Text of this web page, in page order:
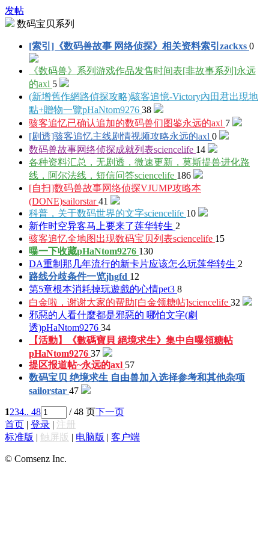
发帖
数码宝贝系列
[索引]《数码兽故事 网络侦探》相关资料索引 zackxs 0
《数码兽》系列游戏作品发售时间表[非故事系列]永远
的axl 5
(新增舊作網路偵探攻略)駭客追憶-Victory內田君出現地
點+贈物一覽pHaNtom9276 38
骇客追忆已确认追加的数码兽们图鉴永远的axl 7
[剧透]骇客追忆主线剧情视频攻略永远的axl 0
数码兽故事网络侦探成就列表sciencelife 14
各种资料汇总，无剧透，微速更新，莫斯提兽进化路
线，阿尔法线，短信问答sciencelife 186
[自扫]数码兽故事网络侦探VJUMP攻略本
(DONE)sailorstar 41
科普，关于数码世界的文字sciencelife 10
新作时空异客马上要来了莲华转生 2
骇客追忆全地图出现数码宝贝列表sciencelife 15
曝一下收藏pHaNtom9276 130
DA重制那几年流行的新卡片应该怎么玩莲华转生 2
路线分歧条件一览jhgfd 12
第5章根本消耗掉玩遊戲的心情pet3 8
白金啦，谢谢大家的帮助[白金领糖帖]sciencelife 32
邪惡的人看什麼都是邪惡的 哪怕文字(劇
透)pHaNtom9276 34
【活動】《數碼寶貝 絕境求生》集中自曝領糖帖
pHaNtom9276 37
提区报道帖~永远的axl 57
数码宝贝 绝境求生 自由兽加入选择参考和其他杂项
sailorstar 47
1234.. 48 / 48 页下一页
首页 | 登录 | 注册
标准版 | 触屏版 | 电脑版 | 客户端
© Comsenz Inc.